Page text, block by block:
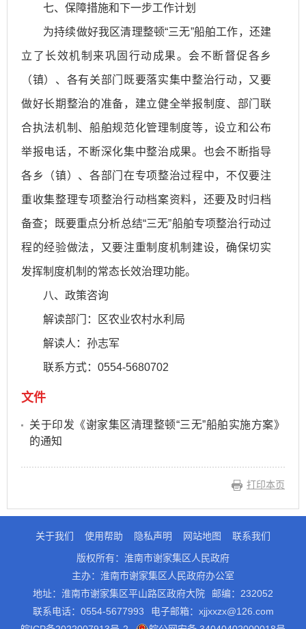
七、保障措施和下一步工作计划
为持续做好我区清理整顿“三无”船舶工作，还建
立了长效机制来巩固行动成果。会不断督促各乡
（镇）、各有关部门既要落实集中整治行动，又要
做好长期整治的准备，建立健全举报制度、部门联
合执法机制、船舶规范化管理制度等，设立和公布
举报电话，不断深化集中整治成果。也会不断指导
各乡（镇）、各部门在专项整治过程中，不仅要注
重收集整理专项整治行动档案资料，还要及时归档
备查；既要重点分析总结“三无”船舶专项整治行动过
程的经验做法，又要注重制度机制建设，确保切实
发挥制度机制的常态长效治理功能。
八、政策咨询
解读部门：区农业农村水利局
解读人：孙志军
联系方式：0554-5680702
文件
关于印发《谢家集区清理整顿“三无”船舶实施方案》
的通知
打印本页
关于我们 使用帮助 隐私声明 网站地图
联系我们
版权所有：淮南市谢家集区人民政府
主办：淮南市谢家集区人民政府办公室
地址：淮南市谢家集区平山路区政府大院
邮编：232052
联系电话：0554-5677993
电子邮箱：xjjxxzx@126.com